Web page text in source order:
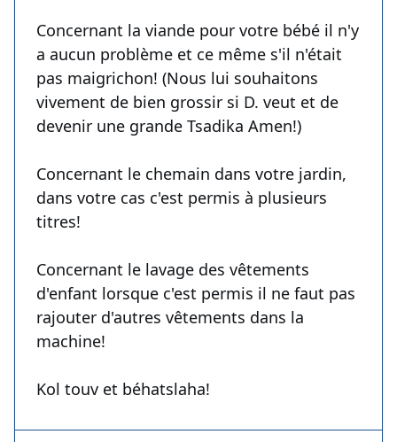
Concernant la viande pour votre bébé il n'y
a aucun problème et ce même s'il n'était
pas maigrichon! (Nous lui souhaitons
vivement de bien grossir si D. veut et de
devenir une grande Tsadika Amen!)
Concernant le chemain dans votre jardin,
dans votre cas c'est permis à plusieurs
titres!
Concernant le lavage des vêtements
d'enfant lorsque c'est permis il ne faut pas
rajouter d'autres vêtements dans la
machine!
Kol touv et béhatslaha!